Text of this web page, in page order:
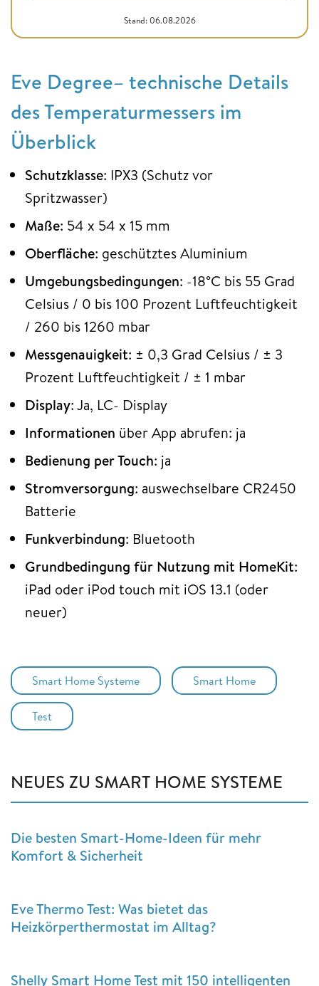
Stand: 06.08.2026
Eve Degree– technische Details
des Temperaturmessers im
Überblick
Schutzklasse: IPX3 (Schutz vor
Spritzwasser)
Maße: 54 x 54 x 15 mm
Oberfläche: geschütztes Aluminium
Umgebungsbedingungen: -18°C bis 55 Grad
Celsius / 0 bis 100 Prozent Luftfeuchtigkeit
/ 260 bis 1260 mbar
Messgenauigkeit: ± 0,3 Grad Celsius / ± 3
Prozent Luftfeuchtigkeit / ± 1 mbar
Display: Ja, LC- Display
Informationen über App abrufen: ja
Bedienung per Touch: ja
Stromversorgung: auswechselbare CR2450
Batterie
Funkverbindung: Bluetooth
Grundbedingung für Nutzung mit HomeKit:
iPad oder iPod touch mit iOS 13.1 (oder
neuer)
Smart Home Systeme Smart Home
Test
NEUES ZU SMART HOME SYSTEME
Die besten Smart-Home-Ideen für mehr
Komfort & Sicherheit
Eve Thermo Test: Was bietet das
Heizkörperthermostat im Alltag?
Shelly Smart Home Test mit 150 intelligenten